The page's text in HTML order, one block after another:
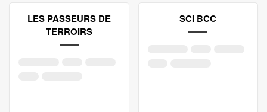
LES PASSEURS DE
TERROIRS
SCI BCC